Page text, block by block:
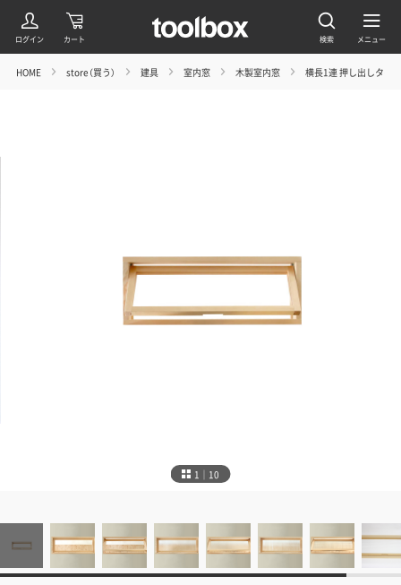
HOME store（買う） 建具 室内窓 木製室内窓 横長1連 押し出しタイプ
1｜10